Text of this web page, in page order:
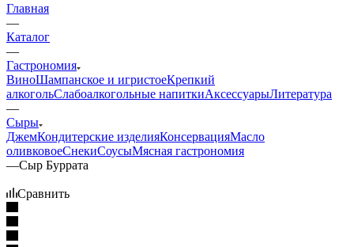
Главная
—
Каталог
—
Гастрономия
ВиноШампанское и игристоеКрепкий
алкогольСлабоалкогольные напиткиАксессуарыЛитература
—
Сыры
ДжемКондитерские изделияКонсервацияМасло
оливковоеСнекиСоусыМясная гастрономия
—Сыр Буррата
Сравнить